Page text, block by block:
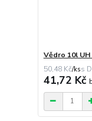
Vědro 10l
50,48 Kč/ks
41,72 Kč